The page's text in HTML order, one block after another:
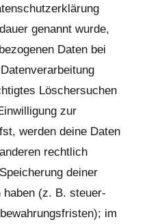
genannt wurde,
Daten bei
Löschersuchen
zur
werden deine Daten
rechtlich
deiner
haben (z. B. steuer-
im